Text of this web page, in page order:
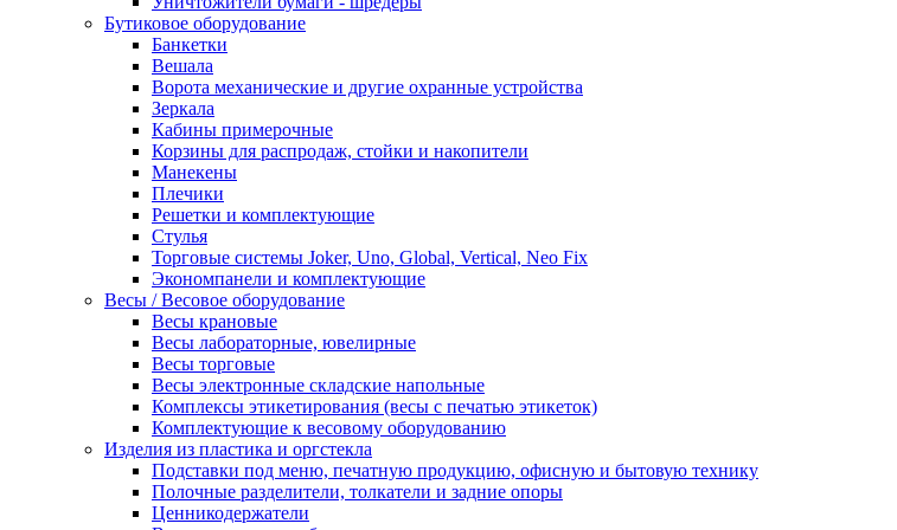
Бутиковое оборудование
Банкетки
Вешала
Ворота механические и другие охранные устройства
Зеркала
Кабины примерочные
Корзины для распродаж, стойки и накопители
Манекены
Плечики
Решетки и комплектующие
Стулья
Торговые системы Joker, Uno, Global, Vertical, Neo Fix
Экономпанели и комплектующие
Весы / Весовое оборудование
Весы крановые
Весы лабораторные, ювелирные
Весы торговые
Весы электронные складские напольные
Комплексы этикетирования (весы с печатью этикеток)
Комплектующие к весовому оборудованию
Изделия из пластика и оргстекла
Подставки под меню, печатную продукцию, офисную и бытовую технику
Полочные разделители, толкатели и задние опоры
Ценникодержатели